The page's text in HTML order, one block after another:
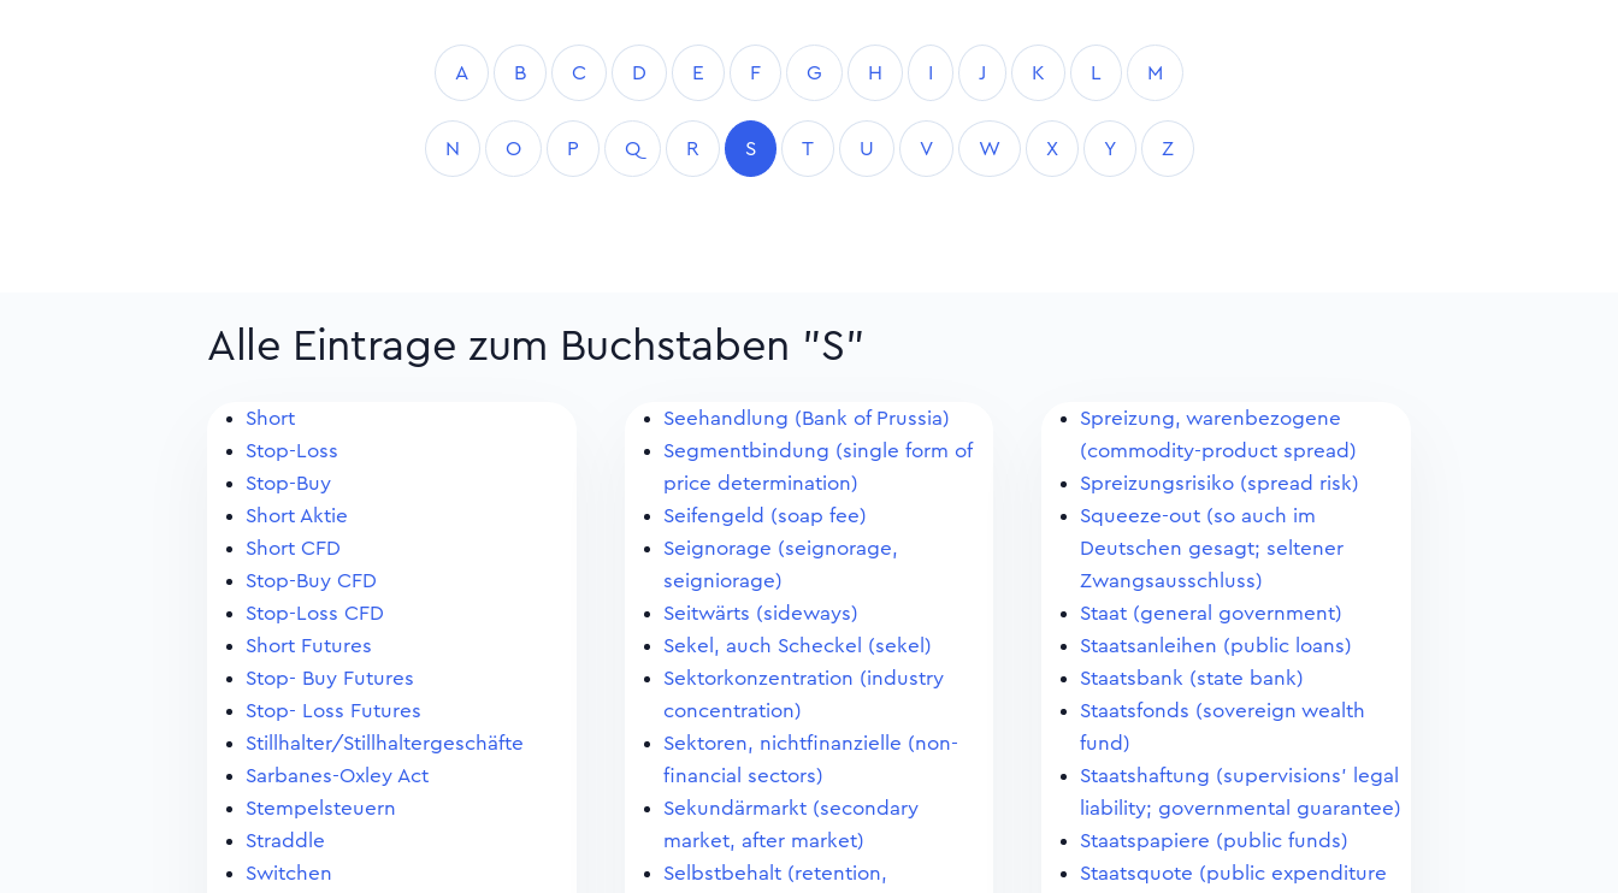
A B C D E F G H I J K L M
N O P Q R S T U V W X Y Z
Alle Eintrage zum Buchstaben "S"
Short
Stop-Loss
Stop-Buy
Short Aktie
Short CFD
Stop-Buy CFD
Stop-Loss CFD
Short Futures
Stop- Buy Futures
Stop- Loss Futures
Stillhalter/Stillhaltergeschäfte
Sarbanes-Oxley Act
Stempelsteuern
Straddle
Switchen
Seehandlung (Bank of Prussia)
Segmentbindung (single form of
price determination)
Seifengeld (soap fee)
Seignorage (seignorage,
seigniorage)
Seitwärts (sideways)
Sekel, auch Scheckel (sekel)
Sektorkonzentration (industry
concentration)
Sektoren, nichtfinanzielle (non-
financial sectors)
Sekundärmarkt (secondary
market, after market)
Selbstbehalt (retention,
Spreizung, warenbezogene
(commodity-product spread)
Spreizungsrisiko (spread risk)
Squeeze-out (so auch im
Deutschen gesagt; seltener
Zwangsausschluss)
Staat (general government)
Staatsanleihen (public loans)
Staatsbank (state bank)
Staatsfonds (sovereign wealth
fund)
Staatshaftung (supervisions' legal
liability; governmental guarantee)
Staatspapiere (public funds)
Staatsquote (public expenditure